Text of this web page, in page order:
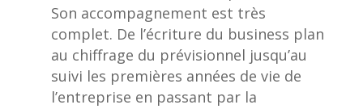
Son accompagnement est très
complet. De l’écriture du business plan
au chiffrage du prévisionnel jusqu’au
suivi les premières années de vie de
l’entreprise en passant par la